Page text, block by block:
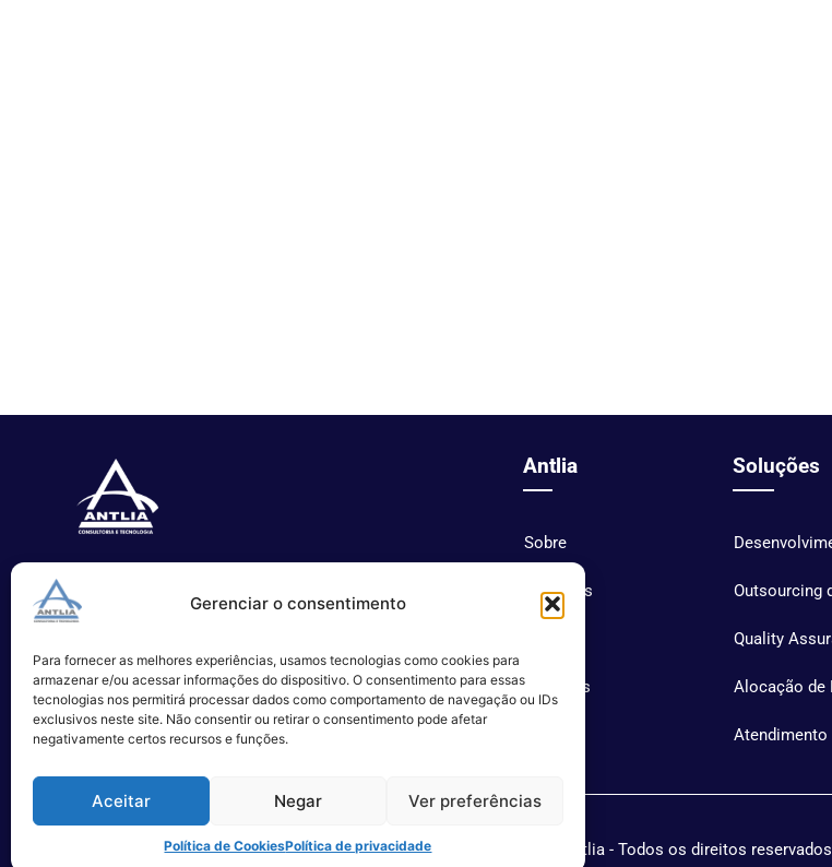
Gerenciar o consentimento
Para fornecer as melhores experiências, usamos tecnologias como cookies para
armazenar e/ou acessar informações do dispositivo. O consentimento para essas
tecnologias nos permitirá processar dados como comportamento de navegação ou IDs
exclusivos neste site. Não consentir ou retirar o consentimento pode afetar
negativamente certos recursos e funções.
Aceitar Negar Ver preferências
Política de CookiesPolítica de privacidade
de softwares e serviços de TI.
Alameda Campinas, 1100 – 3°Andar,
São Paulo
Antlia
Sobre
Soluções
Carreiras
Soluções
Outsourcing
Quality
Alocação de
Atendimento
Antlia - Todos os direitos